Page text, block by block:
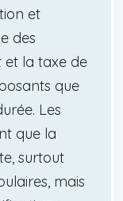
et
des
et la taxe de
que
Les
que la
surtout
mais